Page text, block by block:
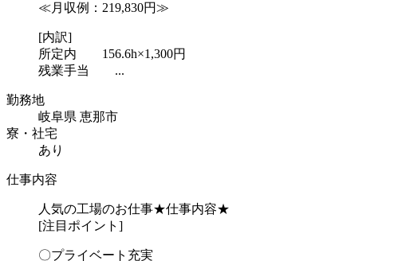
≪月収例：219,830円≫
[内訳]
所定内 156.6h×1,300円
残業手当 ...
勤務地
岐阜県 恵那市
寮・社宅
あり
仕事内容
人気の工場のお仕事★仕事内容★
[注目ポイント]
〇プライベート充実